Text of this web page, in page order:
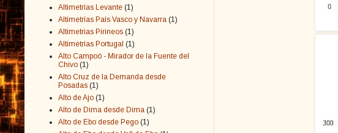
Altimetrías Levante (1)
Altimetrías País Vasco y Navarra (1)
Altimetrias Pirineos (1)
Altimetrías Portugal (1)
Alto Campoó - Mirador de la Fuente del
Chivo (1)
Alto Cruz de la Demanda desde
Posadas (1)
Alto de Ajo (1)
Alto de Dima desde Dima (1)
Alto de Ebo desde Pego (1)